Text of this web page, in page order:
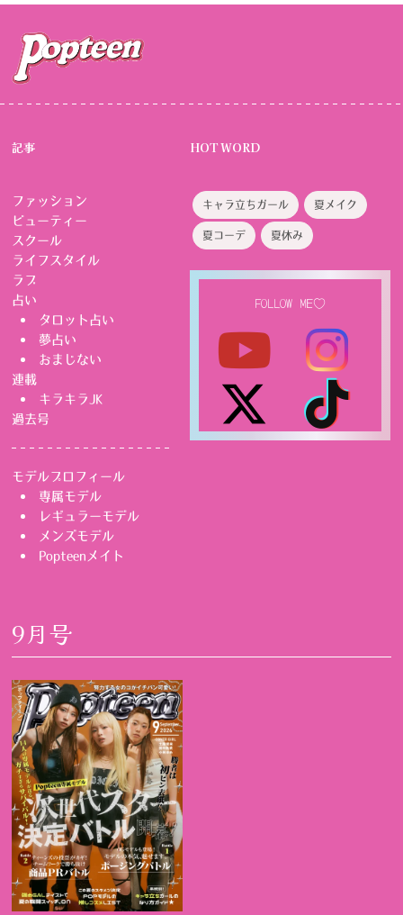
記事
ファッション
ビューティー
スクール
ライフスタイル
ラブ
占い
タロット占い
夢占い
おまじない
連載
キラキラJK
過去号
モデルプロフィール
専属モデル
レギュラーモデル
メンズモデル
Popteenメイト
HOT WORD
キャラ立ちガール 夏メイク
夏コーデ 夏休み
FOLLOW ME♡
9月号